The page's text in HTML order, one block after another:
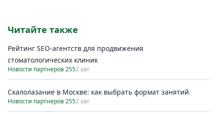
Читайте также
Рейтинг SEO-агентств для продвижения
стоматологических клиник
Новости партнеров 2552 авг
Скалолазание в Москве: как выбрать формат занятий
Новости партнеров 2552 авг